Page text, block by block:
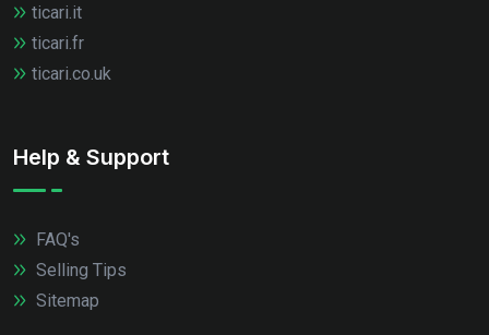
ticari.it
ticari.fr
ticari.co.uk
Help & Support
FAQ's
Selling Tips
Sitemap